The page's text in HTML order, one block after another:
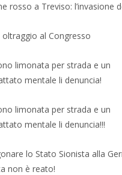
rosso a Treviso: l’invasione
oltraggio al Congresso
limonata per strada e un
mentale li denuncia!
limonata per strada e un
mentale li denuncia!!!
lo Stato Sionista alla
non è reato!